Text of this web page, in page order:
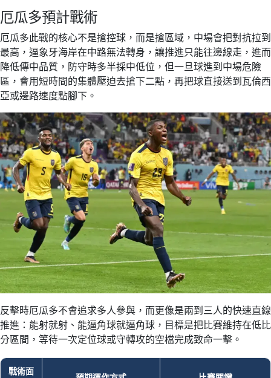
厄瓜多預計戰術
厄瓜多此戰的核心不是搶控球，而是搶區域，中場會把對抗拉到
最高，逼象牙海岸在中路無法轉身，讓推進只能往邊線走，進而
降低傳中品質，防守時多半採中低位，但一旦球進到中場危險
區，會用短時間的集體壓迫去搶下二點，再把球直接送到瓦倫西
亞或邊路速度點腳下。
反擊時厄瓜多不會追求多人參與，而更像是兩到三人的快速直線
推進：能射就射、能逼角球就逼角球，目標是把比賽維持在低比
分區間，等待一次定位球或守轉攻的空檔完成致命一擊。
戰術面